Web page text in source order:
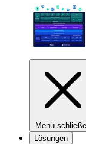
Menü
Lösungen